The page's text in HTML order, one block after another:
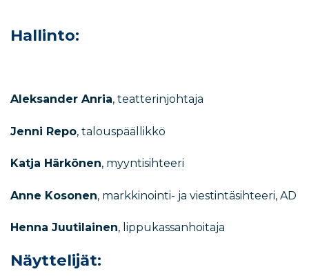
Hallinto:
Aleksander Anria, teatterinjohtaja
Jenni Repo, talouspäällikkö
Katja Härkönen, myyntisihteeri
Anne Kosonen, markkinointi- ja viestintäsihteeri, AD
Henna Juutilainen, lippukassanhoitaja
Näyttelijät: